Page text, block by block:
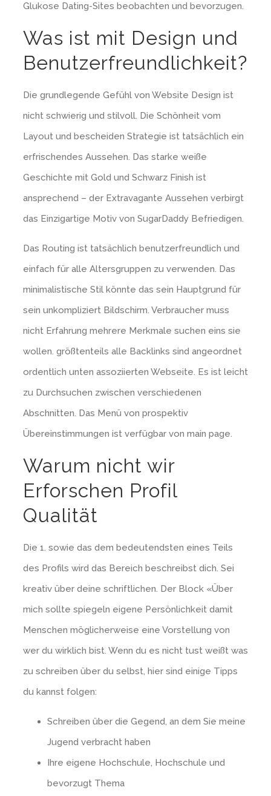
Glukose Dating-Sites beobachten und bevorzugen.
Was ist mit Design und
Benutzerfreundlichkeit?
Die grundlegende Gefühl von Website Design ist
nicht schwierig und stilvoll. Die Schönheit vom
Layout und bescheiden Strategie ist tatsächlich ein
erfrischendes Aussehen. Das starke weiße
Geschichte mit Gold und Schwarz Finish ist
ansprechend – der Extravagante Aussehen verbirgt
das Einzigartige Motiv von SugarDaddy Befriedigen.
Das Routing ist tatsächlich benutzerfreundlich und
einfach für alle Altersgruppen zu verwenden. Das
minimalistische Stil könnte das sein Hauptgrund für
sein unkompliziert Bildschirm. Verbraucher muss
nicht Erfahrung mehrere Merkmale suchen eins sie
wollen. größtenteils alle Backlinks sind angeordnet
ordentlich unten assoziierten Webseite. Es ist leicht
zu Durchsuchen zwischen verschiedenen
Abschnitten. Das Menü von prospektiv
Übereinstimmungen ist verfügbar von main page.
Warum nicht wir
Erforschen Profil
Qualität
Die 1. sowie das dem bedeutendsten eines Teils
des Profils wird das Bereich beschreibst dich. Sei
kreativ über deine schriftlichen. Der Block «Über
mich sollte spiegeln eigene Persönlichkeit damit
Menschen möglicherweise eine Vorstellung von
wer du wirklich bist. Wenn du es nicht tust weißt was
zu schreiben über du selbst, hier sind einige Tipps
du kannst folgen:
Schreiben über die Gegend, an dem Sie meine
Jugend verbracht haben
Ihre eigene Hochschule, Hochschule und
bevorzugt Thema